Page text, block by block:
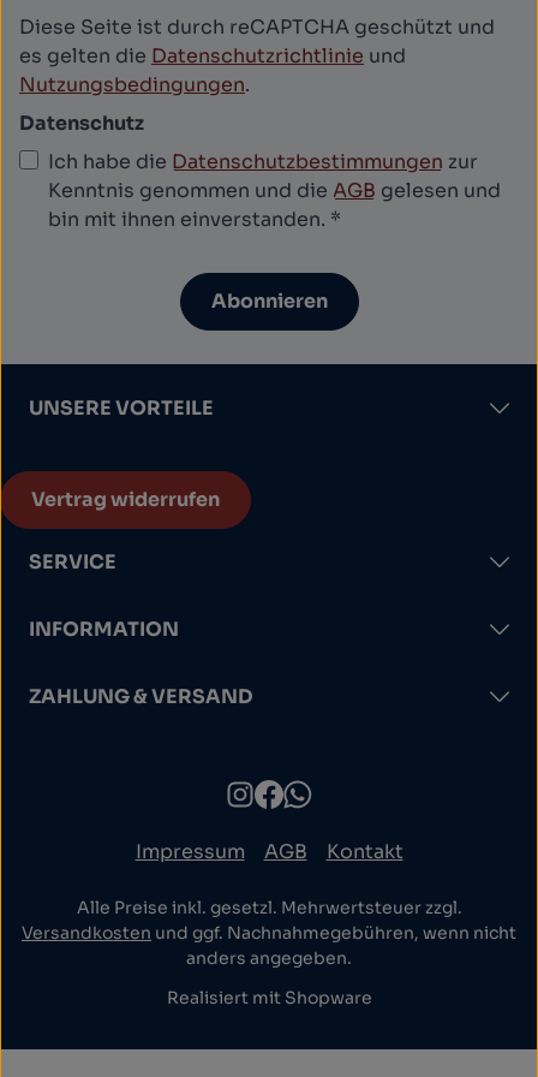
Diese Seite ist durch reCAPTCHA geschützt und
es gelten die Datenschutzrichtlinie und
Nutzungsbedingungen.
Datenschutz
Ich habe die Datenschutzbestimmungen zur
Kenntnis genommen und die AGB gelesen und
bin mit ihnen einverstanden. *
Abonnieren
UNSERE VORTEILE
Vertrag widerrufen
SERVICE
INFORMATION
ZAHLUNG & VERSAND
Impressum AGB Kontakt
Alle Preise inkl. gesetzl. Mehrwertsteuer zzgl.
Versandkosten und ggf. Nachnahmegebühren, wenn nicht
anders angegeben.
Realisiert mit Shopware